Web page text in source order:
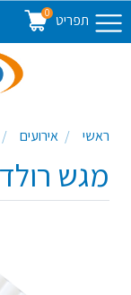
תפריט 0
ראשי אירועים
מגש